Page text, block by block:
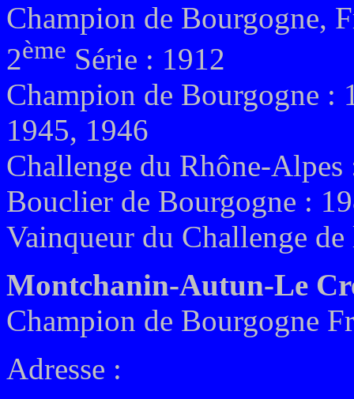
Champion de Bourgogne,
2ème Série : 1912
Champion de Bourgogne :
1945, 1946
Challenge du Rhône-
Bouclier de Bourgogne :
Vainqueur du Challenge de
Montchanin-Autun-Le
Champion de Bourgogne
Adresse :